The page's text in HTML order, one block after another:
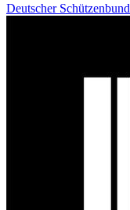
Deutscher Schützenbund